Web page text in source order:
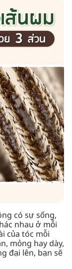
có sự sống,
nhau ở mỗi
của tóc mỗi
mỏng hay dày,
đại lên, bạn sẽ